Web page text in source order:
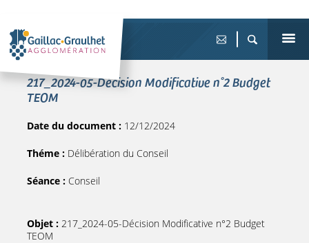
217_2024-05-Décision Modificative n°2 Budget
TEOM
Date du document : 12/12/2024
Théme : Délibération du Conseil
Séance : Conseil
Objet : 217_2024-05-Décision Modificative n°2 Budget
TEOM